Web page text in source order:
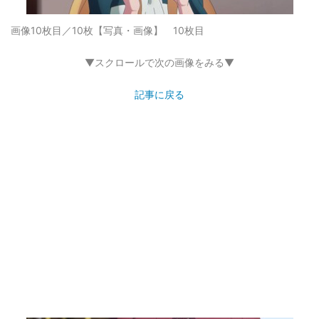
画像10枚目／10枚 【写真・画像】 10枚目
▼スクロールで次の画像をみる▼
記事に戻る